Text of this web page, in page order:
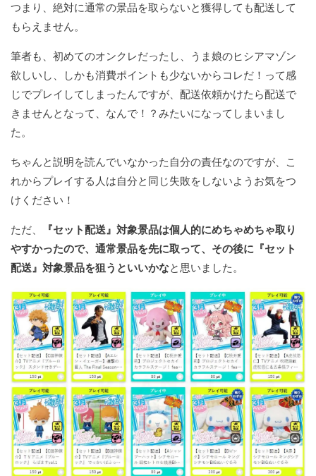
つまり、絶対に通常の景品を取らないと獲得しても配送して
もらえません。
筆者も、初めてのオンクレだったし、うま娘のヒシアマゾン
欲しいし、しかも消費ポイントも少ないからコレだ！って感
じでプレイしてしまったんですが、配送依頼かけたら配送で
きませんとなって、なんで！？みたいになってしまいまし
た。
ちゃんと説明を読んでいなかった自分の責任なのですが、こ
れからプレイする人は自分と同じ失敗をしないようお気をつ
けください！
ただ、
『セット配送』対象景品は個人的にめちゃめちゃ取り
やすかったので、通常景品を先に取って、その後に『セット
配送』対象景品を狙うといいかなと思いました。